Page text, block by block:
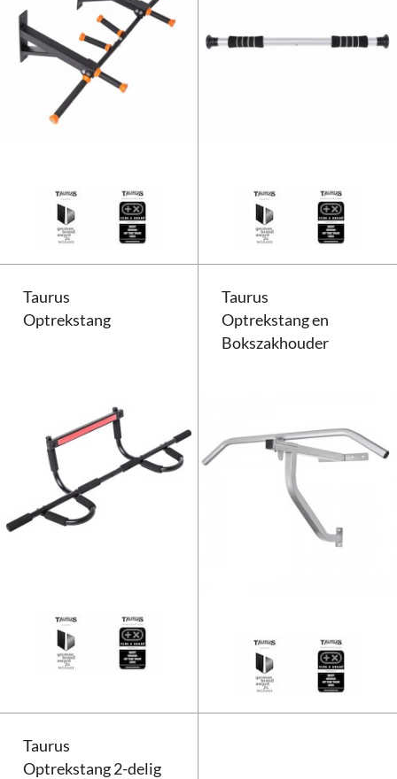
Taurus
Optrekstang
Taurus
Optrekstang en
Bokszakhouder
Taurus
Optrekstang 2-delig